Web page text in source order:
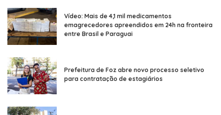
Vídeo: Mais de 4,1 mil medicamentos
emagrecedores apreendidos em 24h na fronteira
entre Brasil e Paraguai
Prefeitura de Foz abre novo processo seletivo
para contratação de estagiários